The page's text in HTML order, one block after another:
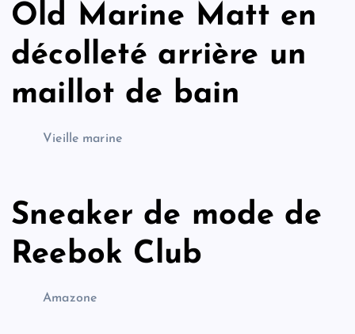
Old Marine Matt en
décolleté arrière un
maillot de bain
Vieille marine
Sneaker de mode de
Reebok Club
Amazone